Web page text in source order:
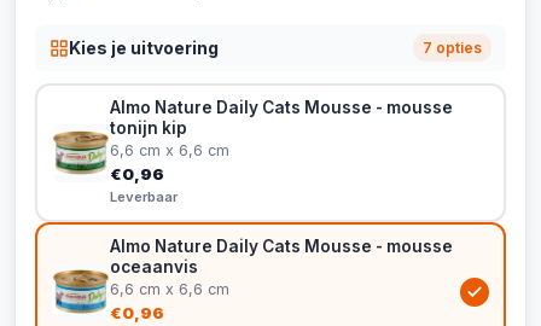
Kies je uitvoering 7 opties
Almo Nature Daily Cats Mousse - mousse
tonijn kip
6,6 cm x 6,6 cm
€0,96
Leverbaar
Almo Nature Daily Cats Mousse - mousse
oceaanvis
6,6 cm x 6,6 cm
€0,96